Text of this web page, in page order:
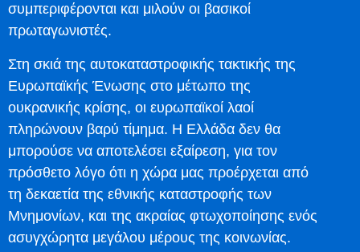
συμπεριφέρονται και μιλούν οι βασικοί
πρωταγωνιστές.
Στη σκιά της αυτοκαταστροφικής τακτικής της
Ευρωπαϊκής Ένωσης στο μέτωπο της
ουκρανικής κρίσης, οι ευρωπαϊκοί λαοί
πληρώνουν βαρύ τίμημα. Η Ελλάδα δεν θα
μπορούσε να αποτελέσει εξαίρεση, για τον
πρόσθετο λόγο ότι η χώρα μας προέρχεται από
τη δεκαετία της εθνικής καταστροφής των
Μνημονίων, και της ακραίας φτωχοποίησης ενός
ασυγχώρητα μεγάλου μέρους της κοινωνίας.